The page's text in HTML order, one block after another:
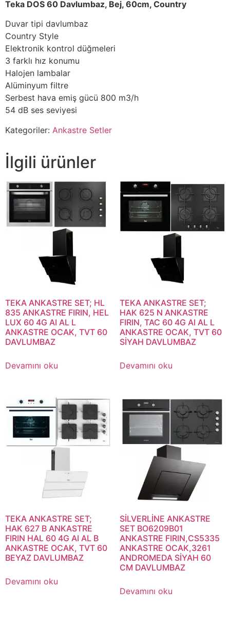
Teka DOS 60 Davlumbaz, Bej, 60cm, Country
Duvar tipi davlumbaz
Country Style
Elektronik kontrol düğmeleri
3 farklı hız konumu
Halojen lambalar
Alüminyum filtre
Serbest hava emiş gücü 800 m3/h
54 dB ses seviyesi
Kategoriler: Ankastre Setler
İlgili ürünler
TEKA ANKASTRE SET; HL
835 ANKASTRE FIRIN, HEL
LUX 60 4G AI AL L
ANKASTRE OCAK, TVT 60
DAVLUMBAZ
Devamını oku
TEKA ANKASTRE SET;
HAK 625 N ANKASTRE
FIRIN, TAC 60 4G AI AL L
ANKASTRE OCAK, TVT 60
SİYAH DAVLUMBAZ
Devamını oku
TEKA ANKASTRE SET;
HAK 627 B ANKASTRE
FIRIN HAL 60 4G AI AL B
ANKASTRE OCAK, TVT 60
BEYAZ DAVLUMBAZ
Devamını oku
SİLVERLİNE ANKASTRE
SET BO6209B01
ANKASTRE FIRIN,CS5335
ANKASTRE OCAK,3261
ANDROMEDA SİYAH 60
CM DAVLUMBAZ
Devamını oku